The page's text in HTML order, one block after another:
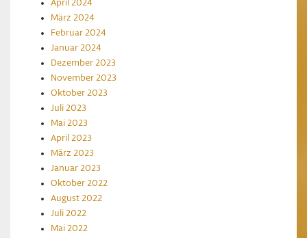
April 2024
März 2024
Februar 2024
Januar 2024
Dezember 2023
November 2023
Oktober 2023
Juli 2023
Mai 2023
April 2023
März 2023
Januar 2023
Oktober 2022
August 2022
Juli 2022
Mai 2022